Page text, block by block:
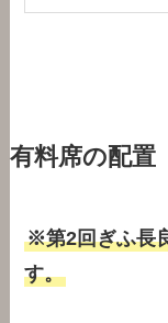
有料席の配置
※第2回ぎふ長
す。